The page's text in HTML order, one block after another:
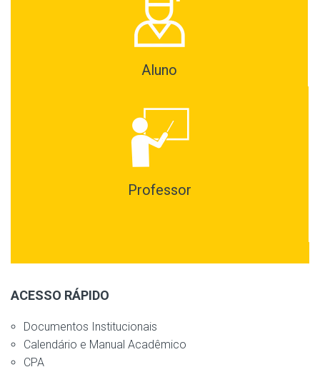
Aluno
Professor
ACESSO RÁPIDO
Documentos Institucionais
Calendário e Manual Acadêmico
CPA